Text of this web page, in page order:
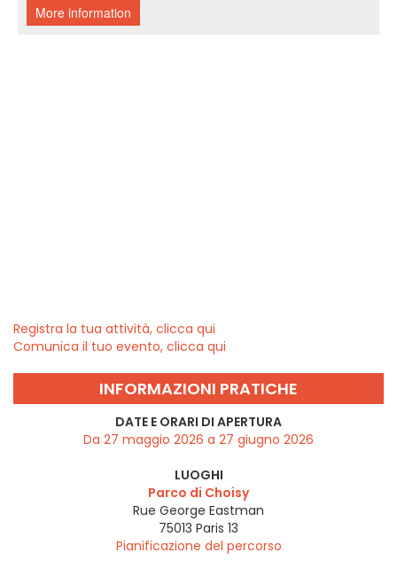
Registra la tua attività, clicca qui
Comunica il tuo evento, clicca qui
INFORMAZIONI PRATICHE
DATE E ORARI DI APERTURA
Da 27 maggio 2026 a 27 giugno 2026
LUOGHI
Parco di Choisy
Rue George Eastman
75013 Paris 13
Pianificazione del percorso